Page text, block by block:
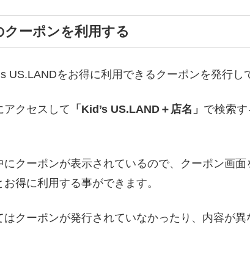
ーポンを利用する
US.LANDをお得に利用できるクーポンを発行し
アクセスして 「Kid’s US.LAND＋店名」 で検索
にクーポンが表示されているので、クーポン画
得に利用する事ができます。
クーポンが発行されていなかったり、内容が